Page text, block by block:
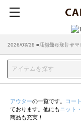
2026/07/29 ■【お知らせ】ヤマ
2026/03/18 ■店舗受け取りサー
アウターの一覧です。 コート
ております。他にも ニット
商品も充実！